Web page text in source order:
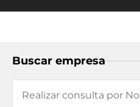
Buscar empresa